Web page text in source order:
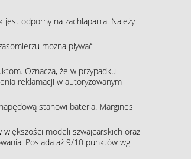
odporny na zachlapania. Należy
można pływać
Oznacza, że w przypadku
reklamacji w autoryzowanym
stanowi bateria. Margines
modeli szwajcarskich oraz
Posiada aż 9/10 punktów wg